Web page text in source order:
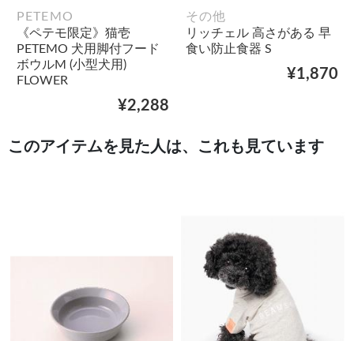
PETEMO
《ペテモ限定》猫壱
PETEMO 犬用脚付フード
ボウルM (小型犬用)
FLOWER
¥2,288
その他
リッチェル 高さがある 早
食い防止食器 S
¥1,870
このアイテムを見た人は、これも見ています